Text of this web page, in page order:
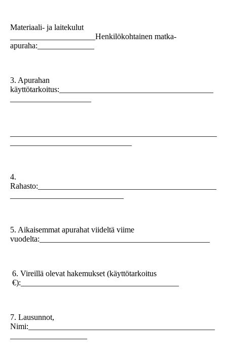
Materiaali- ja laitekulut
_____________________Henkilökohtainen matka-
apuraha:______________
3. Apurahan
käyttötarkoitus:______________________________________
4.
Rahasto:____________________________________________
5. Aikaisemmat apurahat viideltä viime
vuodelta:__________________________________________
6. Vireillä olevat hakemukset (käyttötarkoitus
€):_______________________________________
7. Lausunnot,
Nimi:______________________________________________